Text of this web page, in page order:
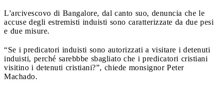
L'arcivescovo di Bangalore, dal canto suo, denuncia che le
accuse degli estremisti induisti sono caratterizzate da due pesi
e due misure.
“Se i predicatori induisti sono autorizzati a visitare i detenuti
induisti, perché sarebbbe sbagliato che i predicatori cristiani
visitino i detenuti cristiani?”, chiede monsignor Peter
Machado.